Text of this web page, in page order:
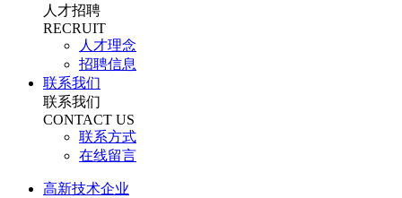
人才招聘
RECRUIT
人才理念
招聘信息
联系我们
联系我们
CONTACT US
联系方式
在线留言
高新技术企业